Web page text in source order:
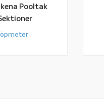
Pooltak